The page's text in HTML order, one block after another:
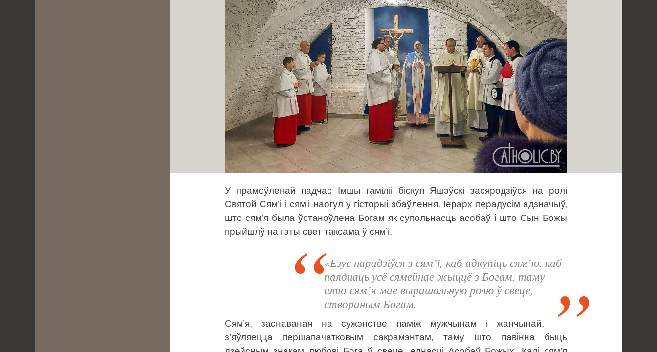
У прамоўленай падчас Імшы гаміліі біскуп Яшэўскі засяродзіўся на ролі
Святой Сям’і і сям’і наогул у гісторыі збаўлення. Іерарх перадусім адзначыў,
што сям’я была ўстаноўлена Богам як супольнасць асобаў і што Сын Божы
прыйшлў на гэты свет таксама ў сям’і.
«Езус нарадзіўся з сям’і, каб адкупіць сям’ю, каб
паяднаць усё сямейнае жыццё з Богам, таму
што сям’я мае вырашальную ролю ў свеце,
створаным Богам.
Сям’я, заснаваная на сужэнстве паміж мужчынам і жанчынай,
з’яўляецца першапачатковым сакрамэнтам, таму што павінна быць